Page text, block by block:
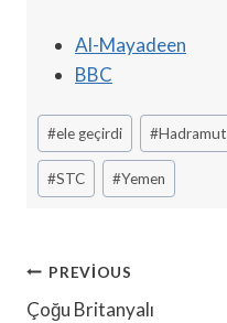
Al-Mayadeen
BBC
Post
Tags:
#ele geçirdi #Hadramut
#STC #Yemen
Yazı
PREVIOUS
Çoğu Britanyalı